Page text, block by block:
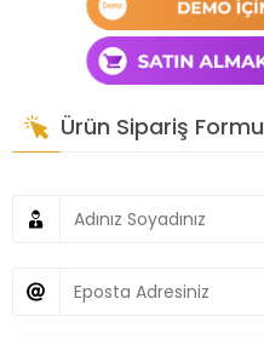
Ürün Sipariş Formu